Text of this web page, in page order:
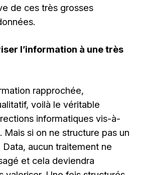
de ces très grosses
l’information à une très
rapprochée,
voilà le véritable
informatiques vis-à-
Mais si on ne structure pas un
aucun traitement ne
et cela deviendra